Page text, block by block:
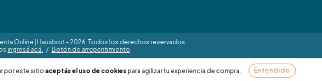
por este sitio aceptás el uso de cookies para agilizar tu experiencia de compra. Entendido
Online | Hausbrot - 2026. Todos los derechos reservados.
ingresá acá. / Botón de arrepentimiento